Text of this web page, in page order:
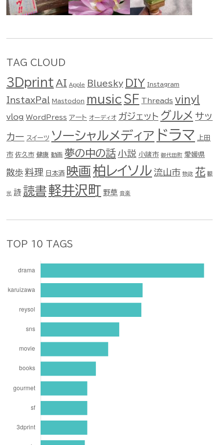
TAG CLOUD
3Dprint AI Apple Bluesky DIY Instagram
InstaxPal Mastodon music SF Threads vinyl
vlog WordPress アート オーディオ ガジェット グルメ サッ
カー スイーツ ソーシャルメディア ドラマ 上田
市 佐久市 健康 動画 夢の中の話 小説 小諸市 御代田町 愛媛県
散歩 料理 日本酒 映画 柏レイソル 流山市 物欲 花 観
光 詩 読書軽井沢町 野草 音楽
TOP 10 TAGS